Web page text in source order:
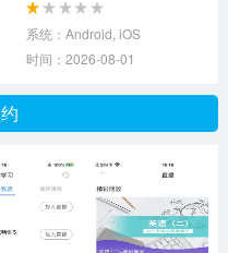
系统：Android, iOS
时间：2026-08-01